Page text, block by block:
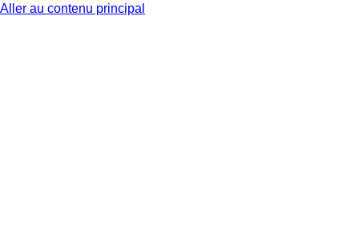
Aller au contenu principal